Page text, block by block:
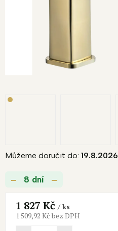
8 dní
Můžeme doručit do: 19.8.2026
1 827 Kč/ ks
1 509,92 Kč bez DPH